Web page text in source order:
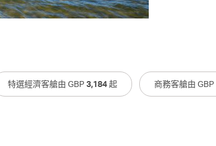
特選經濟客艙由 GBP 3,184起 商務客艙由 GBP